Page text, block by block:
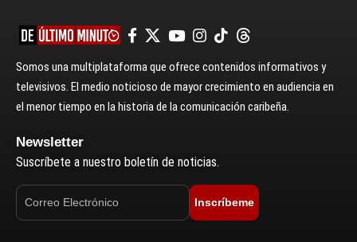
Somos una multiplataforma que ofrece contenidos informativos y
televisivos. El medio noticioso de mayor crecimiento en audiencia en
el menor tiempo en la historia de la comunicación caribeña.
Newsletter
Suscríbete a nuestro boletín de noticias.
Inscríbeme